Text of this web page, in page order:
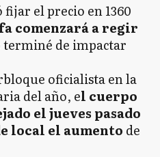
el precio en 1360
comenzará a regir
terminé de impactar
oficialista en la
del año, el cuerpo
el jueves pasado
local el aumento de